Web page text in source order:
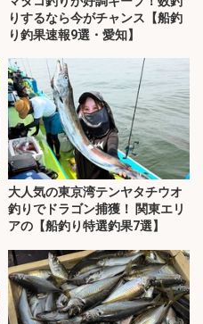
りするなら今がチャンス【船釣
り釣果速報9選・愛知】
大人気の東京湾テンヤタチウオ
釣りでドラゴン捕獲！ 関東エリ
アの【船釣り特選釣果7選】